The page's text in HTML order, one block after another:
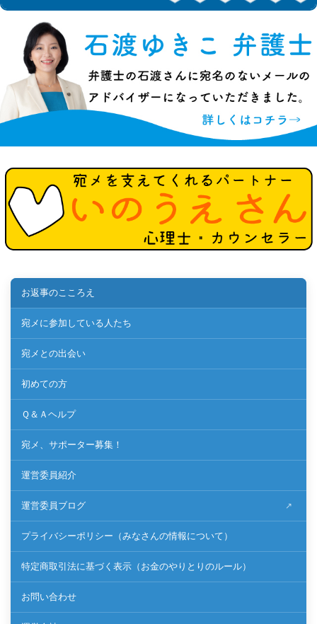
お返事のこころえ
宛メに参加している人たち
宛メとの出会い
初めての方
Ｑ＆Ａヘルプ
宛メ、サポーター募集！
運営委員紹介
運営委員ブログ
プライバシーポリシー（みなさんの情報について）
特定商取引法に基づく表示（お金のやりとりのルール）
お問い合わせ